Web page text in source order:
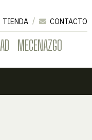
MECENAZGO
TIENDA
CONTACTO